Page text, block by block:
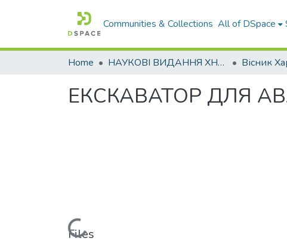
Communities & Collections All of DSpace
Home НАУКОВІ ВИДАННЯ ХНАДУ
ЕКСКАВАТОР ДЛЯ
Files